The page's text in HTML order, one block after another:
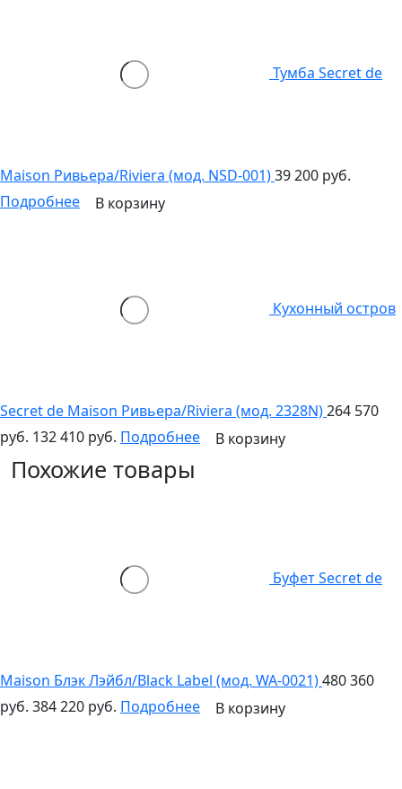
Тумба Secret de
Maison Ривьера/Riviera (мод. NSD-001)39 200 руб.
Подробнее
В корзину
Кухонный остров
Secret de Maison Ривьера/Riviera (мод. 2328N)264 570
руб. 132 410 руб. Подробнее В корзину
Похожие товары
Буфет Secret de
Maison Блэк Лэйбл/Black Label (мод. WA-0021)480 360
руб. 384 220 руб. Подробнее В корзину